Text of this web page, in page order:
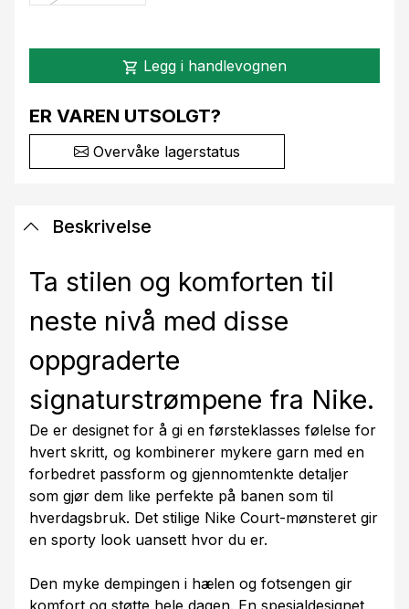
shopping_cart Legg i handlevognen
ER VAREN UTSOLGT?
Overvåke lagerstatus
Beskrivelse
Ta stilen og komforten til
neste nivå med disse
oppgraderte
signaturstrømpene fra Nike.
De er designet for å gi en førsteklasses følelse for
hvert skritt, og kombinerer mykere garn med en
forbedret passform og gjennomtenkte detaljer
som gjør dem like perfekte på banen som til
hverdagsbruk. Det stilige Nike Court-mønsteret gir
en sporty look uansett hvor du er.
Den myke dempingen i hælen og fotsengen gir
komfort og støtte hele dagen. En spesialdesignet